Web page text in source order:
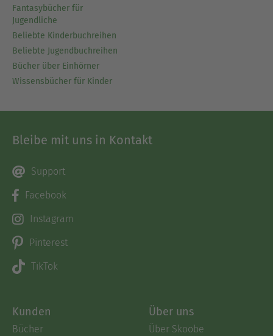
Fantasybücher für
Jugendliche
Beliebte Kinderbuchreihen
Beliebte Jugendbuchreihen
Bücher über Einhörner
Wissensbücher für Kinder
Bleibe mit uns in Kontakt
Support
Facebook
Instagram
Pinterest
TikTok
Kunden
Bücher
Über uns
Über Skoobe